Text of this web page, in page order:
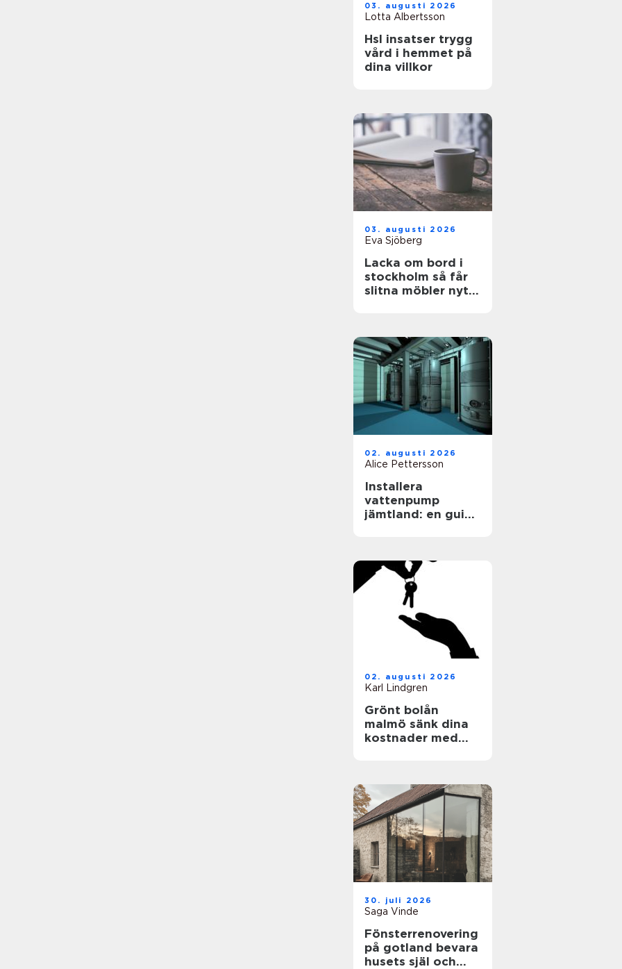
03. augusti 2026
Lotta Albertsson
Hsl insatser trygg
vård i hemmet på
dina villkor
03. augusti 2026
Eva Sjöberg
Lacka om bord i
stockholm så får
slitna möbler nytt
02. augusti 2026
Alice Pettersson
Installera
vattenpump
jämtland: en guide
02. augusti 2026
Karl Lindgren
Grönt bolån
malmö sänk dina
kostnader med
30. juli 2026
Saga Vinde
Fönsterrenovering
på gotland bevara
husets själ och